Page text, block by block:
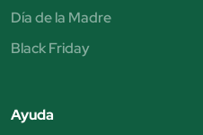
Día de la Madre
Black Friday
Ayuda